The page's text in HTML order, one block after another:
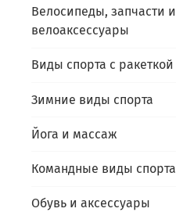
Велосипеды, запчасти и
велоаксессуары
Виды спорта с ракеткой
Зимние виды спорта
Йога и массаж
Командные виды спорта
Обувь и аксессуары